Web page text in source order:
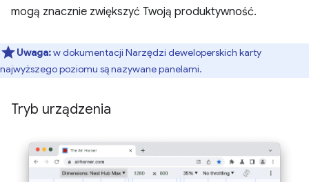
mogą znacznie zwiększyć Twoją produktywność.
Uwaga:w dokumentacji Narzędzi deweloperskich karty
najwyższego poziomu są nazywane panelami.
Tryb urządzenia